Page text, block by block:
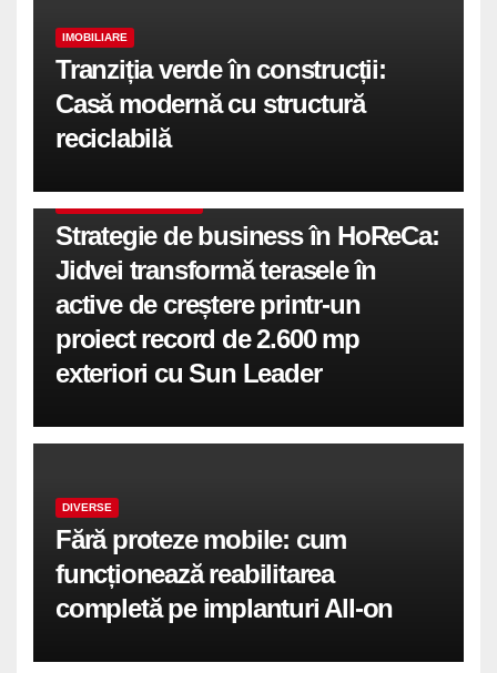
IMOBILIARE
Tranziția verde în construcții:
Casă modernă cu structură
reciclabilă
Strategie de business în HoReCa:
Jidvei transformă terasele în
active de creștere printr-un
proiect record de 2.600 mp
exteriori cu Sun Leader
DIVERSE
Fără proteze mobile: cum
funcționează reabilitarea
completă pe implanturi All-on